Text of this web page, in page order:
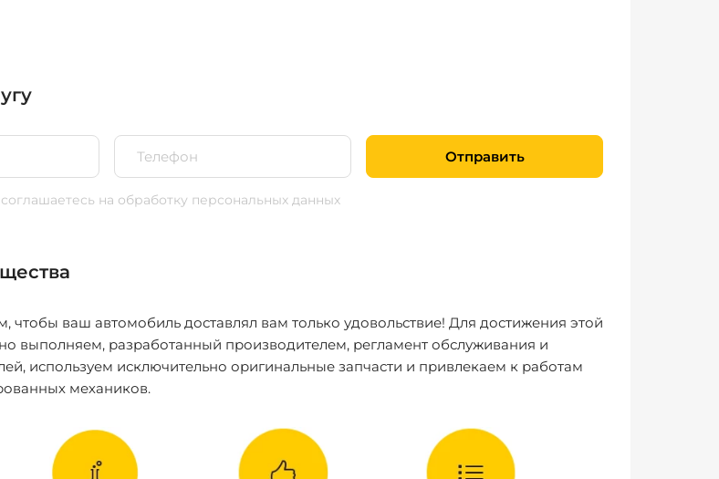
Отправить
на обработку персональных данных
чтобы ваш автомобиль доставлял вам только удовольствие! Для достижения этой
выполняем, разработанный производителем, регламент обслуживания и
используем исключительно оригинальные запчасти и привлекаем к работам
механиков.